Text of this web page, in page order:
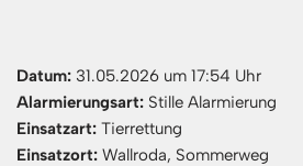
Datum: 31.05.2026 um 17:54 Uhr
Alarmierungsart: Stille Alarmierung
Einsatzart: Tierrettung
Einsatzort: Wallroda, Sommerweg